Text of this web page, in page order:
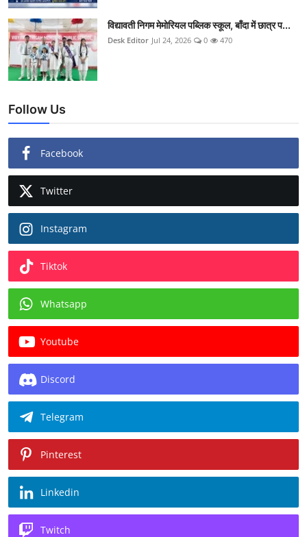
विद्यावती निगम मेमोरियल पब्लिक स्कूल, बाँदा में छात्र प...
Desk Editor Jul 24, 2026 0 470
Follow Us
Facebook
Twitter
Instagram
Tiktok
Whatsapp
Youtube
Discord
Telegram
Pinterest
Linkedin
Twitch